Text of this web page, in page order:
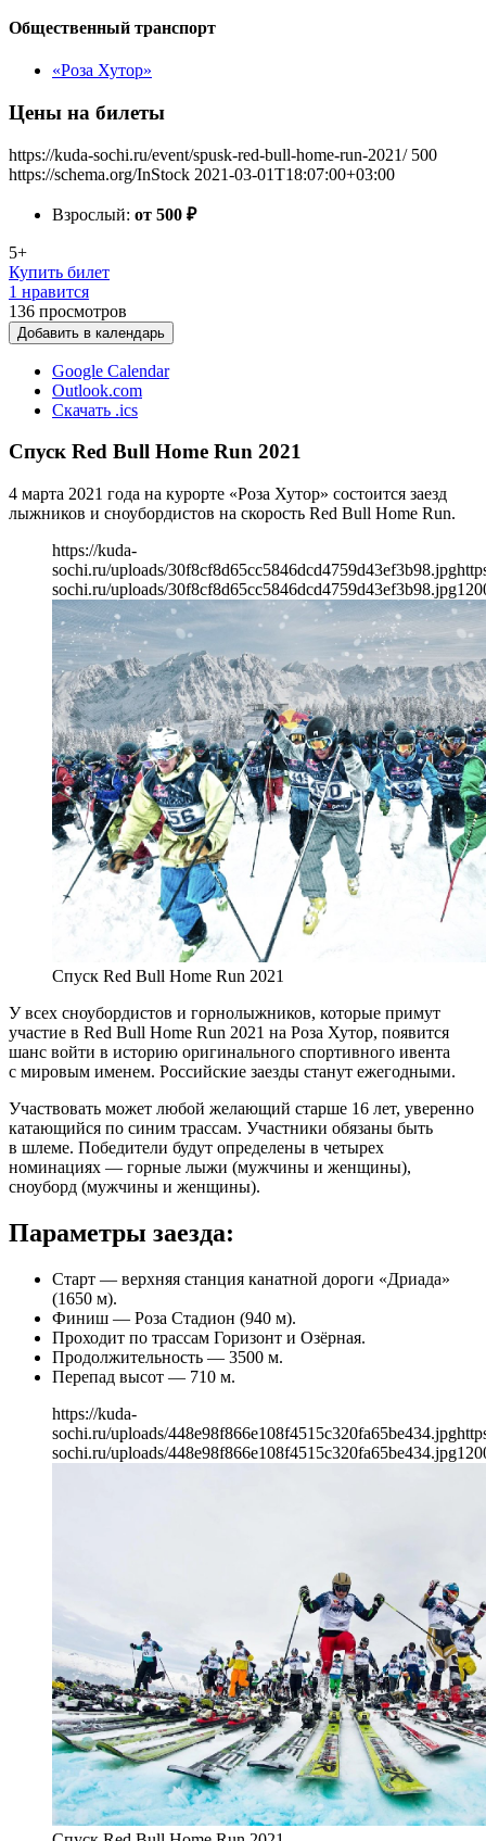
Общественный транспорт
«Роза Хутор»
Цены на билеты
https://kuda-sochi.ru/event/spusk-red-bull-home-run-2021/ 500
https://schema.org/InStock 2021-03-01T18:07:00+03:00
Взрослый: от 500 ₽
5+
Купить билет
1 нравится
136 просмотров
Добавить в календарь
Google Calendar
Outlook.com
Скачать .ics
Спуск Red Bull Home Run 2021
4 марта 2021 года на курорте «Роза Хутор» состоится заезд
лыжников и сноубордистов на скорость Red Bull Home Run.
https://kuda-
sochi.ru/uploads/30f8cf8d65cc5846dcd4759d43ef3b98.jpg
sochi.ru/uploads/30f8cf8d65cc5846dcd4759d43ef3b98.jpg
Спуск Red Bull Home Run 2021
У всех сноубордистов и горнолыжников, которые примут
участие в Red Bull Home Run 2021 на Роза Хутор, появится
шанс войти в историю оригинального спортивного ивента
с мировым именем. Российские заезды станут ежегодными.
Участвовать может любой желающий старше 16 лет, уверенно
катающийся по синим трассам. Участники обязаны быть
в шлеме. Победители будут определены в четырех
номинациях — горные лыжи (мужчины и женщины),
сноуборд (мужчины и женщины).
Параметры заезда:
Старт — верхняя станция канатной дороги «Дриада»
(1650 м).
Финиш — Роза Стадион (940 м).
Проходит по трассам Горизонт и Озёрная.
Продолжительность — 3500 м.
Перепад высот — 710 м.
https://kuda-
sochi.ru/uploads/448e98f866e108f4515c320fa65be434.jpg
sochi.ru/uploads/448e98f866e108f4515c320fa65be434.jpg